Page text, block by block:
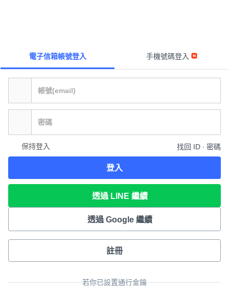
電子信箱帳號登入 手機號碼登入
保持登入 找回 ID ∙ 密碼
登入
透過 LINE 繼續
透過 Google 繼續
註冊
若你已設置通行金鑰